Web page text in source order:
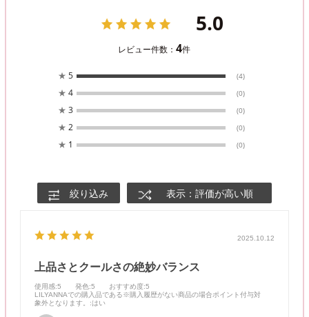
5.0
レビュー件数：4件
★ 5 (4)
★ 4 (0)
★ 3 (0)
★ 2 (0)
★ 1 (0)
絞り込み 表示：評価が高い順
2025.10.12
上品さとクールさの絶妙バランス
使用感:5 発色:5 おすすめ度:5
LILYANNAでの購入品である※購入履歴がない商品の場合ポイント付与対
象外となります。
:はい